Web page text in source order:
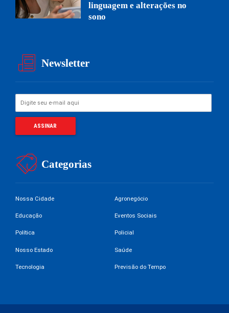
linguagem e alterações no
sono
Newsletter
Categorias
Nossa Cidade Agronegócio
Educação Eventos Sociais
Política Policial
Nosso Estado Saúde
Tecnologia Previsão do Tempo